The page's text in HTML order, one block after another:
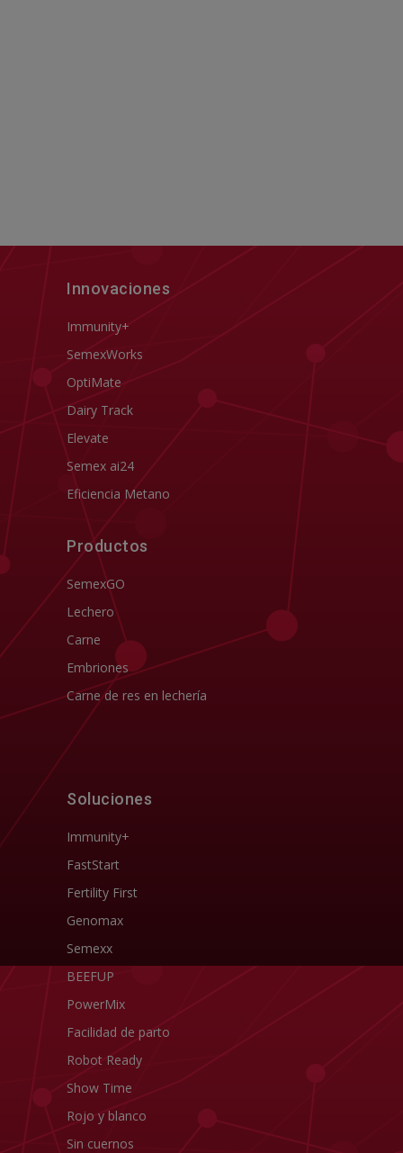
Innovaciones
Immunity+
SemexWorks
OptiMate
Dairy Track
Elevate
Semex ai24
Eficiencia Metano
Productos
SemexGO
Lechero
Carne
Embriones
Carne de res en lechería
Soluciones
Immunity+
FastStart
Fertility First
Genomax
Semexx
BEEFUP
PowerMix
Facilidad de parto
Robot Ready
Show Time
Rojo y blanco
Sin cuernos